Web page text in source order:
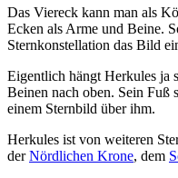
Das Viereck kann man als
Ecken als Arme und Beine.
Sternkonstellation das Bild
Eigentlich hängt Herkules ja
Beinen nach oben. Sein Fuß
einem Sternbild über ihm.
Herkules ist von weiteren
derNördlichen Krone, dem